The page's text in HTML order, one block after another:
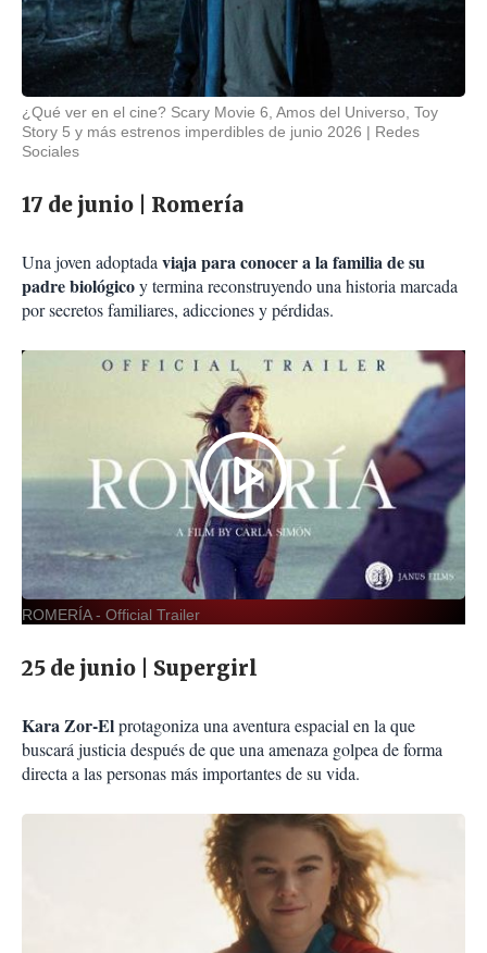
¿Qué ver en el cine? Scary Movie 6, Amos del Universo, Toy
Story 5 y más estrenos imperdibles de junio 2026
Redes
Sociales
17 de junio | Romería
Una joven adoptadaviaja para conocer a la familia de su
padre biológicoy termina reconstruyendo una historia marcada
por secretos familiares, adicciones y pérdidas.
ROMERÍA - Official Trailer
25 de junio | Supergirl
Kara Zor-Elprotagoniza una aventura espacial en la que
buscará justicia después de que una amenaza golpea de forma
directa a las personas más importantes de su vida.